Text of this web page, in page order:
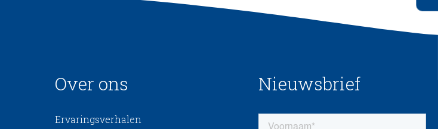
Over ons
Ervaringsverhalen
Nieuwsbrief